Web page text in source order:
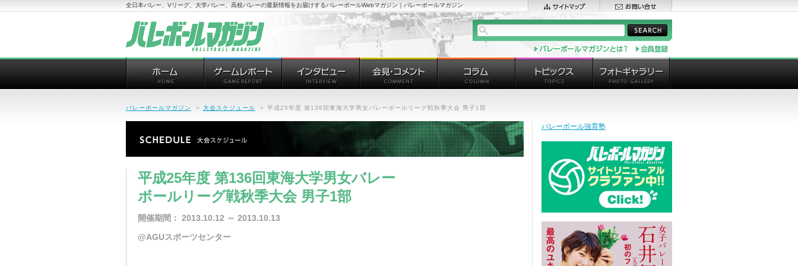
全日本バレー、Vリーグ、大学バレー、高校バレーの最新情報をお届けするバレーボールWebマガジン｜バレーボールマガジン
バレーボールマガジン > 大会スケジュール > 平成25年度 第136回東海大学男女バレーボールリーグ戦秋季大会 男子1部
平成25年度 第136回東海大学男女バレー
ボールリーグ戦秋季大会 男子1部
開催期間： 2013.10.12 ～ 2013.10.13
@AGUスポーツセンター
バレーボール強育塾